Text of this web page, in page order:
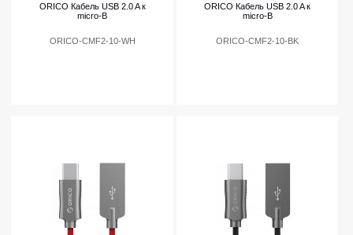
ORICO Кабель USB 2.0 A к
micro-B
ORICO-CMF2-10-WH
ORICO Кабель USB 2.0 A к
micro-B
ORICO-CMF2-10-BK